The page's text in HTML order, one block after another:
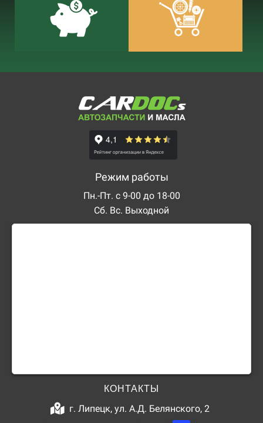
Режим работы
Пн.-Пт. с 9-00 до 18-00
Сб. Вс. Выходной
КОНТАКТЫ
г. Липецк, ул. А.Д. Белянского, 2